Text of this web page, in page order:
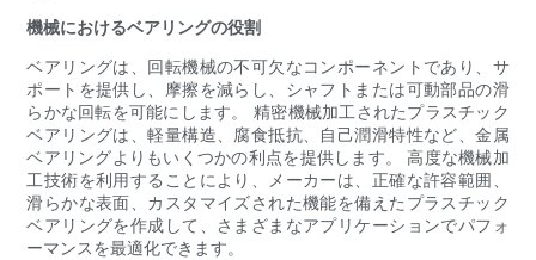
機械におけるベアリングの役割
ベアリングは、回転機械の不可欠なコンポーネントであり、サ
ポートを提供し、摩擦を減らし、シャフトまたは可動部品の滑
らかな回転を可能にします。 精密機械加工されたプラスチック
ベアリングは、軽量構造、腐食抵抗、自己潤滑特性など、金属
ベアリングよりもいくつかの利点を提供します。 高度な機械加
工技術を利用することにより、メーカーは、正確な許容範囲、
滑らかな表面、カスタマイズされた機能を備えたプラスチック
ベアリングを作成して、さまざまなアプリケーションでパフォ
ーマンスを最適化できます。